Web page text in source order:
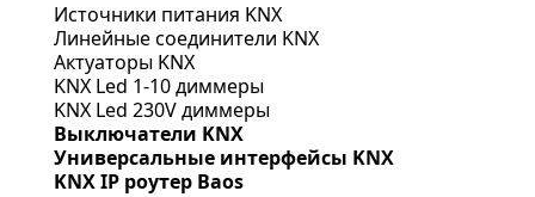
Источники питания KNX
Линейные соединители KNX
Актуаторы KNX
KNX Led 1-10 диммеры
KNX Led 230V диммеры
Выключатели KNX
Универсальные интерфейсы KNX
KNX IP роутер Baos